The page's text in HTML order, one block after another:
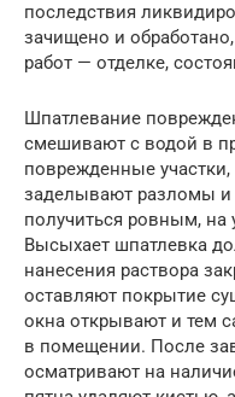
последствия
зачищено и
работ — отделке,
Шпатлевание
смешивают с водой в
поврежденные
заделывают разломы
получиться ровным, на
Высыхает шпатлевка
нанесения раствора
оставляют покрытие
окна открывают и тем
в помещении. После
осматривают на